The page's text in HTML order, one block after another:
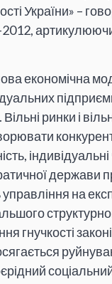
України» –
економічна
ринки і
індивідуальні
держави
на
гнучкості